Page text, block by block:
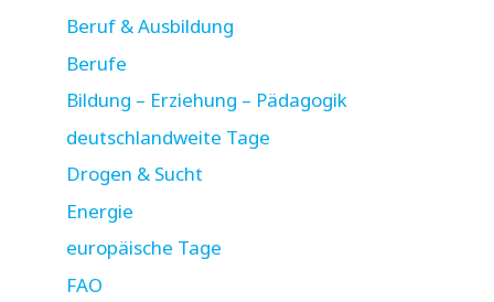
Beruf & Ausbildung
Berufe
Bildung – Erziehung – Pädagogik
deutschlandweite Tage
Drogen & Sucht
Energie
europäische Tage
FAO